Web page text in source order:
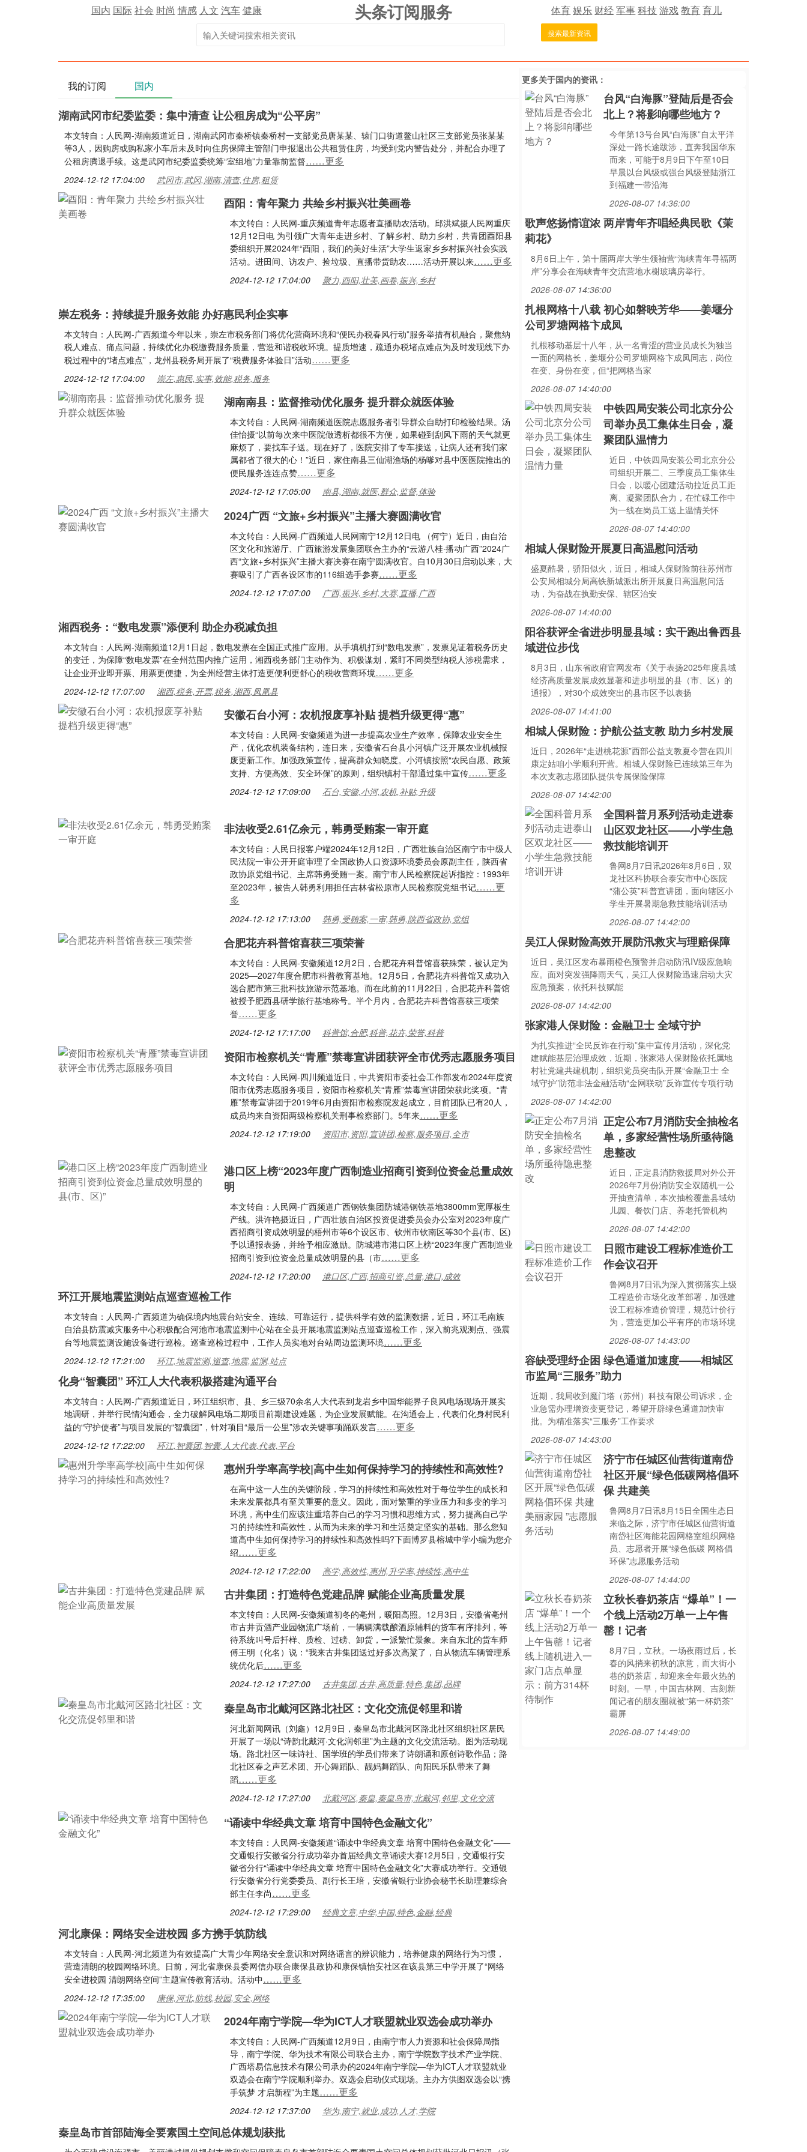
国内 国际社会 时尚 情感 人文 汽车健康 头条订阅服务 体育娱乐 财经军事科技游戏教育育儿
搜索最新资讯
我的订阅 国内
湖南武冈市纪委监委：集中清查 让公租房成为“公平房”
本文转自：人民网-湖南频道近日，湖南武冈市秦桥镇秦桥村一支部党员唐某某、辕门口街道鳌山社区三支部党员张某某
等3人，因购房或购私家小车后未及时向住房保障主管部门申报退出公共租赁住房，均受到党内警告处分，并配合办理了
公租房腾退手续。这是武冈市纪委监委统筹“室组地”力量靠前监督……更多
2024-12-12 17:04:00 武冈市,武冈,湖南,清查,住房,租赁
酉阳：青年聚力 共绘乡村振兴壮美画卷
本文转自：人民网-重庆频道青年志愿者直播助农活动。邱洪斌摄人民网重庆
12月12日电 为引领广大青年走进乡村、了解乡村、助力乡村，共青团酉阳县
委组织开展2024年“酉阳，我们的美好生活”大学生返家乡乡村振兴社会实践
活动。进田间、访农户、捡垃圾、直播带货助农……活动开展以来……更多
2024-12-12 17:04:00 聚力,酉阳,壮美,画卷,振兴,乡村
崇左税务：持续提升服务效能 办好惠民利企实事
本文转自：人民网-广西频道今年以来，崇左市税务部门将优化营商环境和“便民办税春风行动”服务举措有机融合，聚焦纳
税人难点、痛点问题，持续优化办税缴费服务质量，营造和谐税收环境。提质增速，疏通办税堵点难点为及时发现线下办
税过程中的“堵点难点”，龙州县税务局开展了“税费服务体验日”活动……更多
2024-12-12 17:04:00 崇左,惠民,实事,效能,税务,服务
湖南南县：监督推动优化服务 提升群众就医体验
本文转自：人民网-湖南频道医院志愿服务者引导群众自助打印检验结果。汤
佳怡摄“以前每次来中医院做透析都很不方便，如果碰到刮风下雨的天气就更
麻烦了，要找车子送。现在好了，医院安排了专车接送，让病人还有我们家
属都省了很大的心！”近日，家住南县三仙湖渔场的杨嗲对县中医医院推出的
便民服务连连点赞……更多
2024-12-12 17:05:00 南县,湖南,就医,群众,监督,体验
2024广西 “文旅+乡村振兴”主播大赛圆满收官
本文转自：人民网-广西频道人民网南宁12月12日电 （何宁）近日，由自治
区文化和旅游厅、广西旅游发展集团联合主办的“云游八桂·播动广西”2024广
西“文旅+乡村振兴”主播大赛决赛在南宁圆满收官。自10月30日启动以来，大
赛吸引了广西各设区市的116组选手参赛……更多
2024-12-12 17:07:00 广西,振兴,乡村,大赛,直播,广西
湘西税务：“数电发票”添便利 助企办税减负担
本文转自：人民网-湖南频道12月1日起，数电发票在全国正式推广应用。从手填机打到“数电发票”，发票见证着税务历史
的变迁，为保障“数电发票”在全州范围内推广运用，湘西税务部门主动作为、积极谋划，紧盯不同类型纳税人涉税需求，
让企业开业即开票、用票更便捷，为全州经营主体打造更便利更舒心的税收营商环境……更多
2024-12-12 17:07:00 湘西,税务,开票,税务,湘西,凤凰县
安徽石台小河：农机报废享补贴 提档升级更得“惠”
本文转自：人民网-安徽频道为进一步提高农业生产效率，保障农业安全生
产，优化农机装备结构，连日来，安徽省石台县小河镇广泛开展农业机械报
废更新工作。加强政策宣传，提高群众知晓度。小河镇按照“农民自愿、政策
支持、方便高效、安全环保”的原则，组织镇村干部通过集中宣传……更多
2024-12-12 17:09:00 石台,安徽,小河,农机,补贴,升级
非法收受2.61亿余元，韩勇受贿案一审开庭
本文转自：人民日报客户端2024年12月12日，广西壮族自治区南宁市中级人
民法院一审公开开庭审理了全国政协人口资源环境委员会原副主任，陕西省
政协原党组书记、主席韩勇受贿一案。南宁市人民检察院起诉指控：1993年
至2023年，被告人韩勇利用担任吉林省松原市人民检察院党组书记……更
多
2024-12-12 17:13:00 韩勇,受贿案,一审,韩勇,陕西省政协,党组
合肥花卉科普馆喜获三项荣誉
本文转自：人民网-安徽频道12月2日，合肥花卉科普馆喜获殊荣，被认定为
2025—2027年度合肥市科普教育基地。12月5日，合肥花卉科普馆又成功入
选合肥市第三批科技旅游示范基地。而在此前的11月22日，合肥花卉科普馆
被授予肥西县研学旅行基地称号。半个月内，合肥花卉科普馆喜获三项荣
誉……更多
2024-12-12 17:17:00 科普馆,合肥,科普,花卉,荣誉,科普
资阳市检察机关“青雁”禁毒宣讲团获评全市优秀志愿服务项目
本文转自：人民网-四川频道近日，中共资阳市委社会工作部发布2024年度资
阳市优秀志愿服务项目，资阳市检察机关“青雁”禁毒宣讲团荣获此奖项。“青
雁”禁毒宣讲团于2019年6月由资阳市检察院发起成立，目前团队已有20人，
成员均来自资阳两级检察机关刑事检察部门。5年来……更多
2024-12-12 17:19:00 资阳市,资阳,宣讲团,检察,服务项目,全市
港口区上榜“2023年度广西制造业招商引资到位资金总量成效
明
本文转自：人民网-广西频道广西钢铁集团防城港钢铁基地3800mm宽厚板生
产线。洪许艳摄近日，广西壮族自治区投资促进委员会办公室对2023年度广
西招商引资成效明显的梧州市等6个设区市、钦州市钦南区等30个县(市、区)
予以通报表扬，并给予相应激励。防城港市港口区上榜“2023年度广西制造业
招商引资到位资金总量成效明显的县（市……更多
2024-12-12 17:20:00 港口区,广西,招商引资,总量,港口,成效
环江开展地震监测站点巡查巡检工作
本文转自：人民网-广西频道为确保境内地震台站安全、连续、可靠运行，提供科学有效的监测数据，近日，环江毛南族
自治县防震减灾服务中心积极配合河池市地震监测中心站在全县开展地震监测站点巡查巡检工作，深入前兆观测点、强震
台等地震监测设施设备进行巡检。巡查巡检过程中，工作人员实地对台站周边监测环境……更多
2024-12-12 17:21:00 环江,地震监测,巡查,地震,监测,站点
化身“智囊团” 环江人大代表积极搭建沟通平台
本文转自：人民网-广西频道近日，环江组织市、县、乡三级70余名人大代表到龙岩乡中国华能界子良风电场现场开展实
地调研，并举行民情沟通会，全力破解风电场二期项目前期建设难题，为企业发展赋能。在沟通会上，代表们化身村民利
益的“守护使者”与项目发展的“智囊团”，针对项目“最后一公里”涉农关键事项踊跃发言……更多
2024-12-12 17:22:00 环江,智囊团,智囊,人大代表,代表,平台
惠州升学率高学校|高中生如何保持学习的持续性和高效性?
在高中这一人生的关键阶段，学习的持续性和高效性对于每位学生的成长和
未来发展都具有至关重要的意义。因此，面对繁重的学业压力和多变的学习
环境，高中生们应该注重培养自己的学习习惯和思维方式，努力提高自己学
习的持续性和高效性，从而为未来的学习和生活奠定坚实的基础。那么您知
道高中生如何保持学习的持续性和高效性吗?下面博罗县榕城中学小编为您介
绍……更多
2024-12-12 17:22:00 高学,高效性,惠州,升学率,持续性,高中生
古井集团：打造特色党建品牌 赋能企业高质量发展
本文转自：人民网-安徽频道初冬的亳州，暖阳高照。12月3日，安徽省亳州
市古井贡酒产业园物流广场前，一辆辆满载酿酒原辅料的货车有序排列，等
待系统叫号后扦样、质检、过磅、卸货，一派繁忙景象。来自东北的货车师
傅王明（化名）说：“我来古井集团送过好多次高粱了，自从物流车辆管理系
统优化后……更多
2024-12-12 17:27:00 古井集团,古井,高质量,特色,集团,品牌
秦皇岛市北戴河区路北社区：文化交流促邻里和谐
河北新闻网讯（刘鑫）12月9日，秦皇岛市北戴河区路北社区组织社区居民
开展了一场以“诗韵北戴河·文化润邻里”为主题的文化交流活动。图为活动现
场。路北社区一味诗社、国学班的学员们带来了诗朗诵和原创诗歌作品；路
北社区春之声艺术团、开心舞蹈队、靓妈舞蹈队、向阳民乐队带来了舞
蹈……更多
2024-12-12 17:27:00 北戴河区,秦皇,秦皇岛市,北戴河,邻里,文化交流
“诵读中华经典文章 培育中国特色金融文化”
本文转自：人民网-安徽频道“诵读中华经典文章 培育中国特色金融文化”——
交通银行安徽省分行成功举办首届经典文章诵读大赛12月5日，交通银行安
徽省分行“诵读中华经典文章 培育中国特色金融文化”大赛成功举行。交通银
行安徽省分行党委委员、副行长王培，安徽省银行业协会秘书长助理兼综合
部主任李尚……更多
2024-12-12 17:29:00 经典文章,中华,中国,特色,金融,经典
河北康保：网络安全进校园 多方携手筑防线
本文转自：人民网-河北频道为有效提高广大青少年网络安全意识和对网络谣言的辨识能力，培养健康的网络行为习惯，
营造清朗的校园网络环境。日前，河北省康保县委网信办联合康保县政协和康保镇怡安社区在该县第三中学开展了“网络
安全进校园 清朗网络空间”主题宣传教育活动。活动中……更多
2024-12-12 17:35:00 康保,河北,防线,校园,安全,网络
2024年南宁学院—华为ICT人才联盟就业双选会成功举办
本文转自：人民网-广西频道12月9日，由南宁市人力资源和社会保障局指
导，南宁学院、华为技术有限公司联合主办，南宁学院数字技术产业学院、
广西塔易信息技术有限公司承办的2024年南宁学院—华为ICT人才联盟就业
双选会在南宁学院顺利举办。双选会启动仪式现场。主办方供图双选会以“携
手筑梦 才启新程”为主题……更多
2024-12-12 17:37:00 华为,南宁,就业,成功,人才,学院
秦皇岛市首部陆海全要素国土空间总体规划获批
更多关于国内的资讯：
台风“白海豚”登陆后是否会
北上？将影响哪些地方？
今年第13号台风“白海豚”自太平洋
深处一路长途跋涉，直奔我国华东
而来，可能于8月9日下午至10日
早晨以台风级或强台风级登陆浙江
到福建一带沿海
2026-08-07 14:36:00
歌声悠扬情谊浓 两岸青年齐唱经典民歌《茉
莉花》
8月6日上午，第十届两岸大学生领袖营“海峡青年寻福两
岸”分享会在海峡青年交流营地水榭玻璃房举行。
2026-08-07 14:36:00
扎根网格十八载 初心如磐映芳华——姜堰分
公司罗塘网格卞成凤
扎根移动基层十八年，从一名青涩的营业员成长为独当
一面的网格长，姜堰分公司罗塘网格卞成凤同志，岗位
在变、身份在变，但“把网格当家
2026-08-07 14:40:00
中铁四局安装公司北京分公
司举办员工集体生日会，凝
聚团队温情力
近日，中铁四局安装公司北京分公
司组织开展二、三季度员工集体生
日会，以暖心团建活动拉近员工距
离、凝聚团队合力，在忙碌工作中
为一线在岗员工送上温情关怀
2026-08-07 14:40:00
相城人保财险开展夏日高温慰问活动
盛夏酷暑，骄阳似火，近日，相城人保财险前往苏州市
公安局相城分局高铁新城派出所开展夏日高温慰问活
动，为奋战在执勤安保、辖区治安
2026-08-07 14:40:00
阳谷获评全省进步明显县域：实干跑出鲁西县
域进位步伐
8月3日，山东省政府官网发布《关于表扬2025年度县域
经济高质量发展成效显著和进步明显的县（市、区）的
通报》，对30个成效突出的县市区予以表扬
2026-08-07 14:41:00
相城人保财险：护航公益支教 助力乡村发展
近日，2026年“走进桃花源”西部公益支教夏令营在四川
康定姑咱小学顺利开营。相城人保财险已连续第三年为
本次支教志愿团队提供专属保险保障
2026-08-07 14:42:00
全国科普月系列活动走进泰
山区双龙社区——小学生急
救技能培训开
鲁网8月7日讯2026年8月6日，双
龙社区科协联合泰安市中心医院
“蒲公英”科普宣讲团，面向辖区小
学生开展暑期急救技能培训活动
2026-08-07 14:42:00
吴江人保财险高效开展防汛救灾与理赔保障
近日，吴江区发布暴雨橙色预警并启动防汛IV级应急响
应。面对突发强降雨天气，吴江人保财险迅速启动大灾
应急预案，依托科技赋能
2026-08-07 14:42:00
张家港人保财险：金融卫士 全域守护
为扎实推进“全民反诈在行动”集中宣传月活动，深化党
建赋能基层治理成效，近期，张家港人保财险依托属地
村社党建共建机制，组织党员突击队开展“金融卫士 全
域守护”防范非法金融活动“金网联动”反诈宣传专项行动
2026-08-07 14:42:00
正定公布7月消防安全抽检名
单，多家经营性场所亟待隐
患整改
近日，正定县消防救援局对外公开
2026年7月份消防安全双随机一公
开抽查清单，本次抽检覆盖县域幼
儿园、餐饮门店、养老托管机构
2026-08-07 14:42:00
日照市建设工程标准造价工
作会议召开
鲁网8月7日讯为深入贯彻落实上级
工程造价市场化改革部署，加强建
设工程标准造价管理，规范计价行
为，营造更加公平有序的市场环境
2026-08-07 14:43:00
容缺受理纾企困 绿色通道加速度——相城区
市监局“三服务”助力
近期，我局收到魔门塔（苏州）科技有限公司诉求，企
业急需办理增资变更登记，希望开辟绿色通道加快审
批。为精准落实“三服务”工作要求
2026-08-07 14:43:00
济宁市任城区仙营街道南岱
社区开展“绿色低碳网格倡环
保 共建美
鲁网8月7日讯8月15日全国生态日
来临之际，济宁市任城区仙营街道
南岱社区海能花园网格室组织网格
员、志愿者开展“绿色低碳 网格倡
环保”志愿服务活动
2026-08-07 14:44:00
立秋长春奶茶店 “爆单”！一
个线上活动2万单一上午售
罄！记者
8月7日，立秋。一场夜雨过后，长
春的风捎来初秋的凉意，而大街小
巷的奶茶店，却迎来全年最火热的
时刻。一早，中国吉林网、吉刻新
闻记者的朋友圈就被“第一杯奶茶”
霸屏
2026-08-07 14:49:00